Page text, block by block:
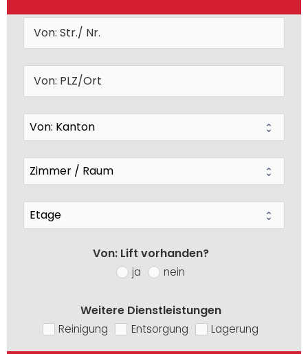
Von: Lift vorhanden?
ja nein
Weitere Dienstleistungen
Reinigung Entsorgung Lagerung